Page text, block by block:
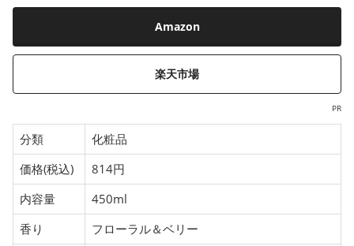
Amazon
楽天市場
PR
分類
化粧品
価格(税込)
814円
内容量
450ml
香り
フローラル＆ベリー